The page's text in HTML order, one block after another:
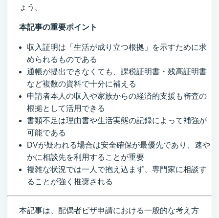
ょう。
本記事の重要ポイント
収入証明は「生活が成り立つ根拠」を示すために求
められるものである
通帳が提出できなくても、課税証明書・残高証明書
など複数の資料で十分に補える
申請者本人の収入や家族からの経済的支援も審査の
根拠として活用できる
書類不足は理由書や生活実態の記録によって補強が
可能である
DVが疑われる場合は安全確保が最優先であり、速や
かに相談先を利用することが重要
複雑な状況では一人で抱え込まず、専門家に相談す
ることが強く推奨される
本記事は、配偶者ビザ申請における一般的な考え方